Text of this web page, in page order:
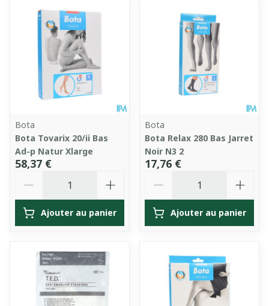
Bota
Bota Tovarix 20/ii Bas
Ad-p Natur Xlarge
58,37 €
Ajouter au panier
Bota
Bota Relax 280 Bas Jarret
Noir N3 2
17,76 €
Ajouter au panier